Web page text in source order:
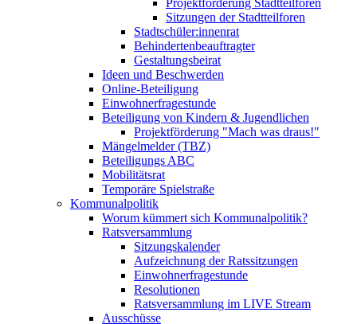
Projektförderung Stadtteilforen
Sitzungen der Stadtteilforen
Stadtschüler:innenrat
Behindertenbeauftragter
Gestaltungsbeirat
Ideen und Beschwerden
Online-Beteiligung
Einwohnerfragestunde
Beteiligung von Kindern & Jugendlichen
Projektförderung "Mach was draus!"
Mängelmelder (TBZ)
Beteiligungs ABC
Mobilitätsrat
Temporäre Spielstraße
Kommunalpolitik
Worum kümmert sich Kommunalpolitik?
Ratsversammlung
Sitzungskalender
Aufzeichnung der Ratssitzungen
Einwohnerfragestunde
Resolutionen
Ratsversammlung im LIVE Stream
Ausschüsse